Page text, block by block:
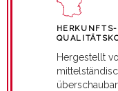
Hergestellt